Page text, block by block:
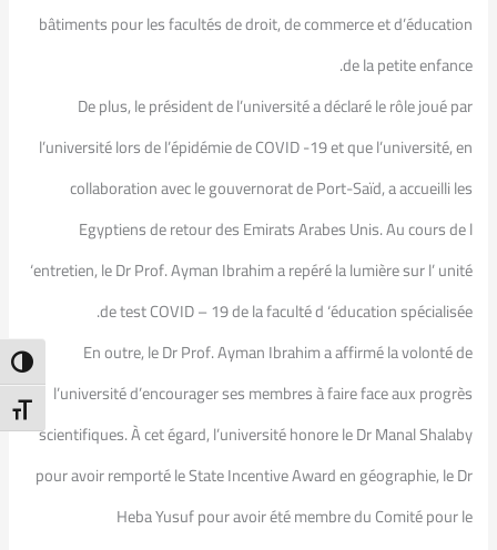
bâtiments pour les facultés de droit, de commerce et d’éducation
de la petite enfance.
De plus, le président de l’université a déclaré le rôle joué par
l’université lors de l’épidémie de COVID -19 et que l’université, en
collaboration avec le gouvernorat de Port-Saïd, a accueilli les
Egyptiens de retour des Emirats Arabes Unis. Au cours de l
‘entretien, le Dr Prof. Ayman Ibrahim a repéré la lumière sur l’ unité
de test COVID – 19 de la faculté d ‘éducation spécialisée.
En outre, le Dr Prof. Ayman Ibrahim a affirmé la volonté de
l’université d’encourager ses membres à faire face aux progrès
scientifiques. À cet égard, l’université honore le Dr Manal Shalaby
pour avoir remporté le State Incentive Award en géographie, le Dr
Heba Yusuf pour avoir été membre du Comité pour le